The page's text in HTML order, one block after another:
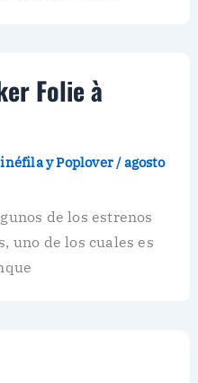
Folie à
y Poplover /agosto
de los estrenos
uno de los cuales es